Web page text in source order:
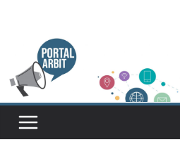
conteúdo